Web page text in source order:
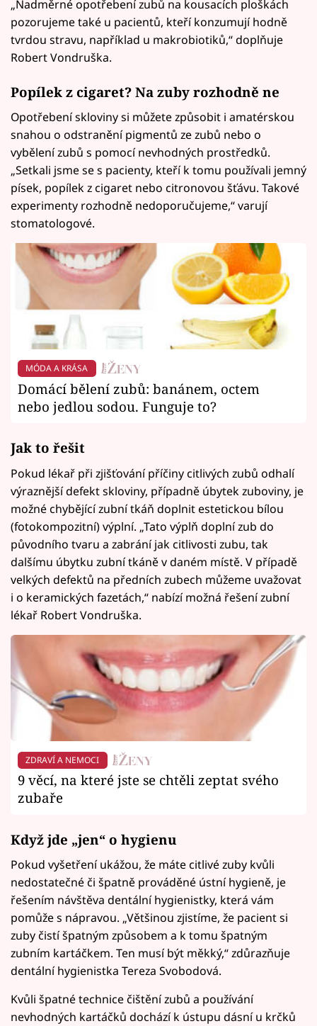
„Nadměrné opotřebení zubů na kousacích ploškách
pozorujeme také u pacientů, kteří konzumují hodně
tvrdou stravu, například u makrobiotiků,“ doplňuje
Robert Vondruška.
Popílek z cigaret? Na zuby rozhodně ne
Opotřebení skloviny si můžete způsobit i amatérskou
snahou o odstranění pigmentů ze zubů nebo o
vybělení zubů s pomocí nevhodných prostředků.
„Setkali jsme se s pacienty, kteří k tomu používali jemný
písek, popílek z cigaret nebo citronovou šťávu. Takové
experimenty rozhodně nedoporučujeme,“ varují
stomatologové.
MÓDA A KRÁSA
Domácí bělení zubů: banánem, octem
nebo jedlou sodou. Funguje to?
Jak to řešit
Pokud lékař při zjišťování příčiny citlivých zubů odhalí
výraznější defekt skloviny, případně úbytek zuboviny, je
možné chybějící zubní tkáň doplnit estetickou bílou
(fotokompozitní) výplní. „Tato výplň doplní zub do
původního tvaru a zabrání jak citlivosti zubu, tak
dalšímu úbytku zubní tkáně v daném místě. V případě
velkých defektů na předních zubech můžeme uvažovat
i o keramických fazetách,“ nabízí možná řešení zubní
lékař Robert Vondruška.
ZDRAVÍ A NEMOCI
9 věcí, na které jste se chtěli zeptat svého
zubaře
Když jde „jen“ o hygienu
Pokud vyšetření ukážou, že máte citlivé zuby kvůli
nedostatečné či špatně prováděné ústní hygieně, je
řešením návštěva dentální hygienistky, která vám
pomůže s nápravou. „Většinou zjistíme, že pacient si
zuby čistí špatným způsobem a k tomu špatným
zubním kartáčkem. Ten musí být měkký,“ zdůrazňuje
dentální hygienistka Tereza Svobodová.
Kvůli špatné technice čištění zubů a používání
nevhodných kartáčků dochází k ústupu dásní u krčků